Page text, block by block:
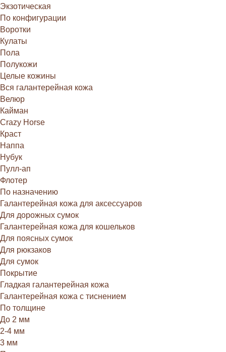
Экзотическая
По конфигурации
Воротки
Кулаты
Пола
Полукожи
Целые кожины
Вся галантерейная кожа
Велюр
Кайман
Crazy Horse
Краст
Наппа
Нубук
Пулл-ап
Флотер
По назначению
Галантерейная кожа для аксессуаров
Для дорожных сумок
Галантерейная кожа для кошельков
Для поясных сумок
Для рюкзаков
Для сумок
Покрытие
Гладкая галантерейная кожа
Галантерейная кожа с тиснением
По толщине
До 2 мм
2-4 мм
3 мм